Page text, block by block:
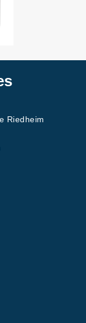
Riedheim